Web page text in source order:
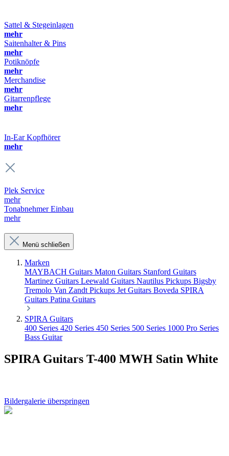
Sattel & Stegeinlagen
mehr
Saitenhalter & Pins
mehr
Potiknöpfe
mehr
Merchandise
mehr
Gitarrenpflege
mehr
In-Ear Kopfhörer
mehr
Plek Service
mehr
Tonabnehmer Einbau
mehr
Menü schließen
Marken
MAYBACH Guitars Maton Guitars Stanford Guitars
Martinez Guitars Leewald Guitars Nautilus Pickups Bigsby
Tremolo Van Zandt Pickups Jet Guitars Boveda SPIRA
Guitars Patina Guitars
SPIRA Guitars
400 Series 420 Series 450 Series 500 Series 1000 Pro Series
Bass Guitar
SPIRA Guitars T-400 MWH Satin White
Bildergalerie überspringen